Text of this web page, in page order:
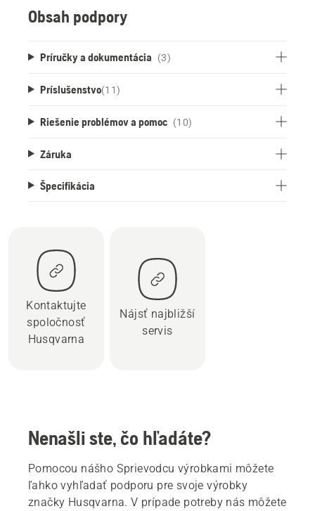
Obsah podpory
Príručky a dokumentácia (3)
Príslušenstvo(11)
Riešenie problémov a pomoc (10)
Záruka
Špecifikácia
Kontaktujte
spoločnosť
Husqvarna
Nájsť najbližší
servis
Nenašli ste, čo hľadáte?
Pomocou nášho Sprievodcu výrobkami môžete
ľahko vyhľadať podporu pre svoje výrobky
značky Husqvarna. V prípade potreby nás môžete